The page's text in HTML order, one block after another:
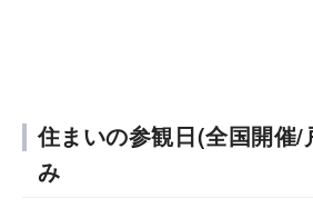
住まいの参観日(全国開催
み